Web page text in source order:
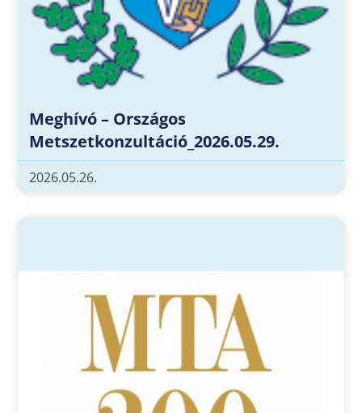
Meghívó – Országos
Metszetkonzultáció_2026.05.29.
2026.05.26.